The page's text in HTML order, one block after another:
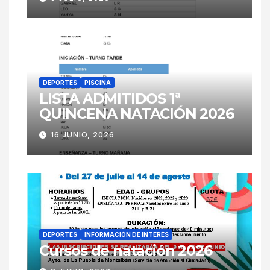
DEPORTES PISCINA
LISTA ADMITIDOS 1ª
QUINCENA NATACIÓN 2026
16 JUNIO, 2026
DEPORTES INFORMACIÓN DE INTERÉS
Cursos de natación 2026